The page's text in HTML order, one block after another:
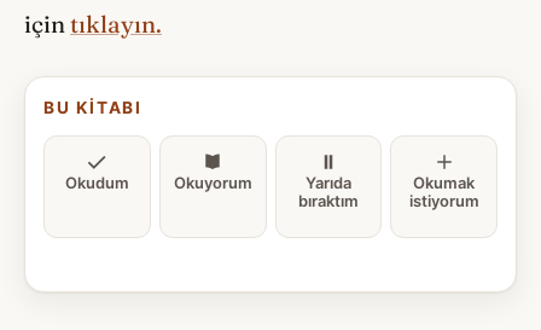
için tıklayın.
BU KITABI
Okudum Okuyorum
Yarıda
bıraktım
Okumak
istiyorum